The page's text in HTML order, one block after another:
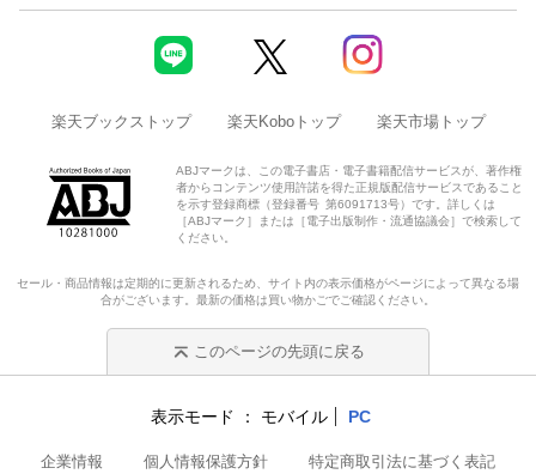
楽天ブックストップ 楽天Koboトップ 楽天市場トップ
ABJマークは、この電子書店・電子書籍配信サービスが、著作権
者からコンテンツ使用許諾を得た正規版配信サービスであること
を示す登録商標（登録番号 第6091713号）です。詳しくは
［ABJマーク］または［電子出版制作・流通協議会］で検索して
ください。
セール・商品情報は定期的に更新されるため、サイト内の表示価格がページによって異なる場
合がございます。最新の価格は買い物かごでご確認ください。
このページの先頭に戻る
表示モード モバイル PC
企業情報 個人情報保護方針 特定商取引法に基づく表記